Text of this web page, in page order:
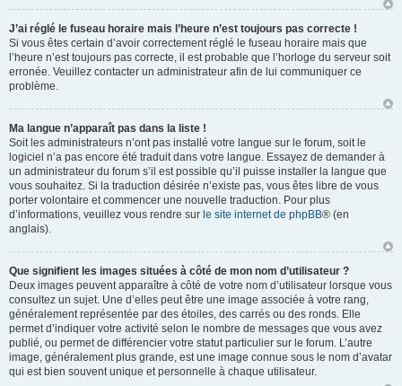
J’ai réglé le fuseau horaire mais l’heure n’est toujours pas correcte !
Si vous êtes certain d’avoir correctement réglé le fuseau horaire mais que
l’heure n’est toujours pas correcte, il est probable que l’horloge du serveur soit
erronée. Veuillez contacter un administrateur afin de lui communiquer ce
problème.
Ma langue n’apparaît pas dans la liste !
Soit les administrateurs n’ont pas installé votre langue sur le forum, soit le
logiciel n’a pas encore été traduit dans votre langue. Essayez de demander à
un administrateur du forum s’il est possible qu’il puisse installer la langue que
vous souhaitez. Si la traduction désirée n’existe pas, vous êtes libre de vous
porter volontaire et commencer une nouvelle traduction. Pour plus
d’informations, veuillez vous rendre sur le site internet de phpBB® (en
anglais).
Que signifient les images situées à côté de mon nom d’utilisateur ?
Deux images peuvent apparaître à côté de votre nom d’utilisateur lorsque vous
consultez un sujet. Une d’elles peut être une image associée à votre rang,
généralement représentée par des étoiles, des carrés ou des ronds. Elle
permet d’indiquer votre activité selon le nombre de messages que vous avez
publié, ou permet de différencier votre statut particulier sur le forum. L’autre
image, généralement plus grande, est une image connue sous le nom d’avatar
qui est bien souvent unique et personnelle à chaque utilisateur.